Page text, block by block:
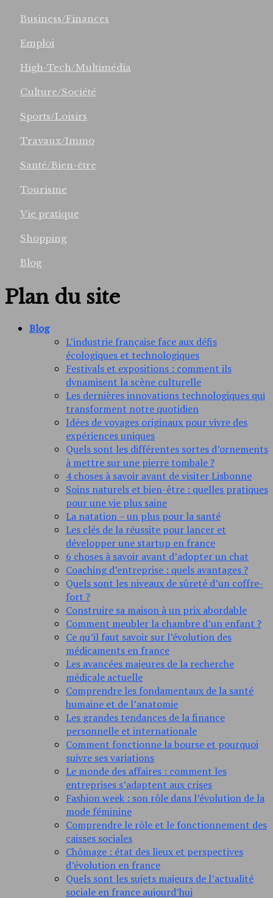
Business/Finances
Emploi
High-Tech/Multimédia
Culture/Société
Sports/Loisirs
Travaux/Immo
Santé/Bien-être
Tourisme
Vie pratique
Shopping
Blog
Plan du site
Blog
L’industrie française face aux défis
écologiques et technologiques
Festivals et expositions : comment ils
dynamisent la scène culturelle
Les dernières innovations technologiques qui
transforment notre quotidien
Idées de voyages originaux pour vivre des
expériences uniques
Quels sont les différentes sortes d’ornements
à mettre sur une pierre tombale ?
4 choses à savoir avant de visiter Lisbonne
Soins naturels et bien-être : quelles pratiques
pour une vie plus saine
La natation – un plus pour la santé
Les clés de la réussite pour lancer et
développer une startup en france
6 choses à savoir avant d’adopter un chat
Coaching d’entreprise : quels avantages ?
Quels sont les niveaux de sûreté d’un coffre-
fort ?
Construire sa maison à un prix abordable
Comment meubler la chambre d’un enfant ?
Ce qu’il faut savoir sur l’évolution des
médicaments en france
Les avancées majeures de la recherche
médicale actuelle
Comprendre les fondamentaux de la santé
humaine et de l’anatomie
Les grandes tendances de la finance
personnelle et internationale
Comment fonctionne la bourse et pourquoi
suivre ses variations
Le monde des affaires : comment les
entreprises s’adaptent aux crises
Fashion week : son rôle dans l’évolution de la
mode féminine
Comprendre le rôle et le fonctionnement des
caisses sociales
Chômage : état des lieux et perspectives
d’évolution en france
Quels sont les sujets majeurs de l’actualité
sociale en france aujourd’hui